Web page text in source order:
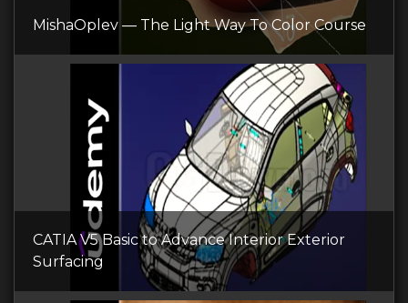
MishaOplev — The Light Way To Color Course
CATIA V5 Basic to Advance Interior Exterior
Surfacing